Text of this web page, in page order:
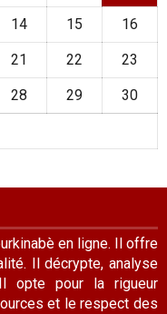
14 15 16
21 22 23
28 29 30
en ligne. Il offre
Il décrypte, analyse
opte pour la rigueur
et le respect des